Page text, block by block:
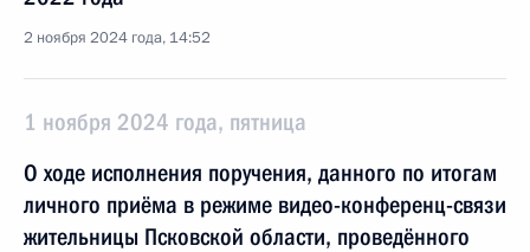
2 ноября 2024 года, 14:52
1 ноября 2024 года, пятница
О ходе исполнения поручения, данного по итогам
личного приёма в режиме видео-конференц-связи
жительницы Псковской области, проведённого